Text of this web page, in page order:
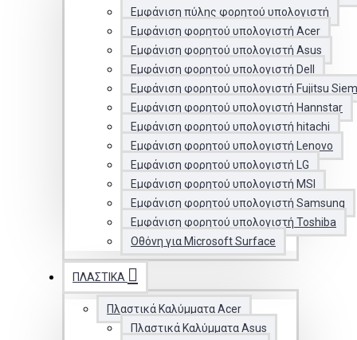
Εμφάνιση πύλης φορητού υπολογιστή
Εμφάνιση φορητού υπολογιστή Acer
Εμφάνιση φορητού υπολογιστή Asus
Εμφάνιση φορητού υπολογιστή Dell
Εμφάνιση φορητού υπολογιστή Fujitsu
Εμφάνιση φορητού υπολογιστή Hannstar
Εμφάνιση φορητού υπολογιστή hitachi
Εμφάνιση φορητού υπολογιστή Lenovo
Εμφάνιση φορητού υπολογιστή LG
Εμφάνιση φορητού υπολογιστή MSI
Εμφάνιση φορητού υπολογιστή Samsung
Εμφάνιση φορητού υπολογιστή Toshiba
Οθόνη για Microsoft Surface
ΠΛΑΣΤΙΚΆ
Πλαστικά Καλύμματα Acer
Πλαστικά Καλύμματα Asus